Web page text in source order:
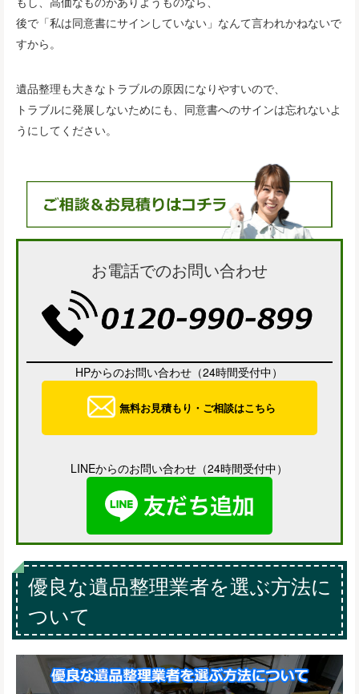
後で「私は同意書にサインしていない」なんて言われかねないで
すから。
遺品整理も大きなトラブルの原因になりやすいので、
トラブルに発展しないためにも、同意書へのサインは忘れないよ
うにしてください。
お電話でのお問い合わせ
HPからのお問い合わせ（24時間受付中）
無料お見積もり・ご相談はこちら
LINEからのお問い合わせ（24時間受付中）
優良な遺品整理業者を選ぶ方法に
ついて